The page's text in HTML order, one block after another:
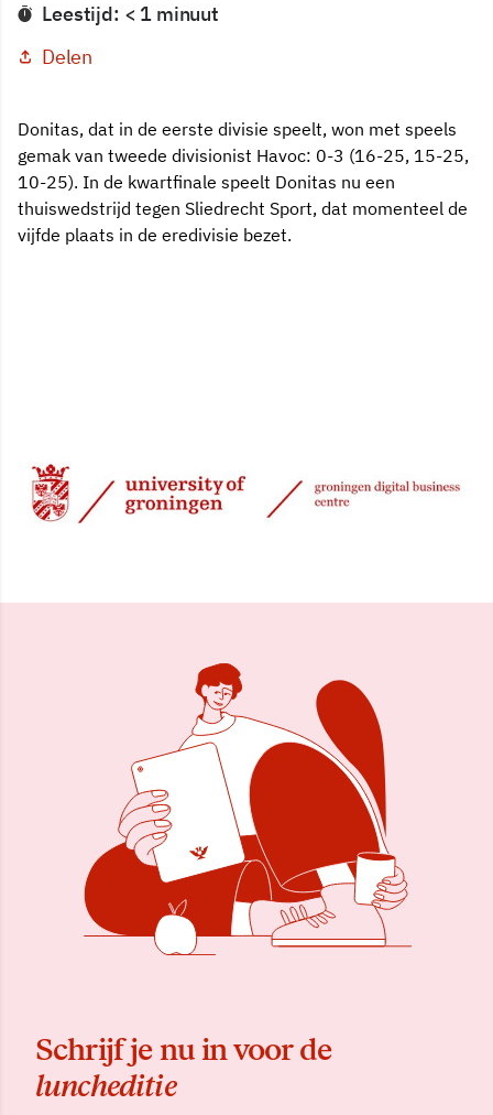
Leestijd: < 1 minuut
Delen
Donitas, dat in de eerste divisie speelt, won met speels
gemak van tweede divisionist Havoc: 0-3 (16-25, 15-25,
10-25). In de kwartfinale speelt Donitas nu een
thuiswedstrijd tegen Sliedrecht Sport, dat momenteel de
vijfde plaats in de eredivisie bezet.
11 jan 2001, 00:00
Schrijf je nu in voor de
luncheditie